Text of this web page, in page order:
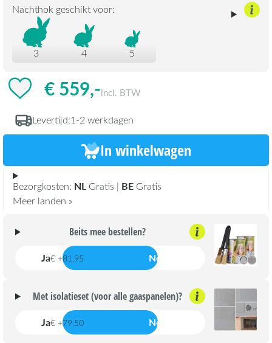
Nachthok geschikt voor:
3 4 5
€ 559,-incl. BTW
Levertijd:1-2 werkdagen
In winkelwagen
Bezorgkosten: NL Gratis | BE Gratis
Meer landen »
Beits mee bestellen?
Ja€ +81,95 Nee
Met isolatieset (voor alle gaaspanelen)?
Ja€ +79,50 Nee